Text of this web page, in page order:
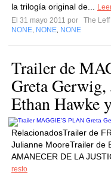
la trilogía original de...
El 31 mayo 2011 por
The Leff
NONE NONE NONE
Trailer de
Greta
Ethan Hawke
RelacionadosTrailer de
Julianne MooreTrailer de
AMANECER DE LA
resto